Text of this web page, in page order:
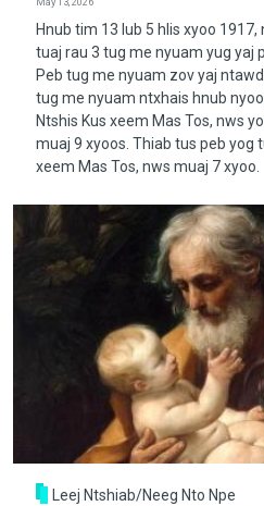
Hnub tim 13 lub 5 hlis xyoo
tuaj rau 3 tug me nyuam yug yaj
Peb tug me nyuam zov yaj
tug me nyuam ntxhais hnub
Ntshis Kus xeem Mas Tos, nws
muaj 9 xyoos. Thiab tus peb yog
xeem Mas Tos, nws muaj 7 xyoo.
Leej Ntshiab/Neeg Nto Npe